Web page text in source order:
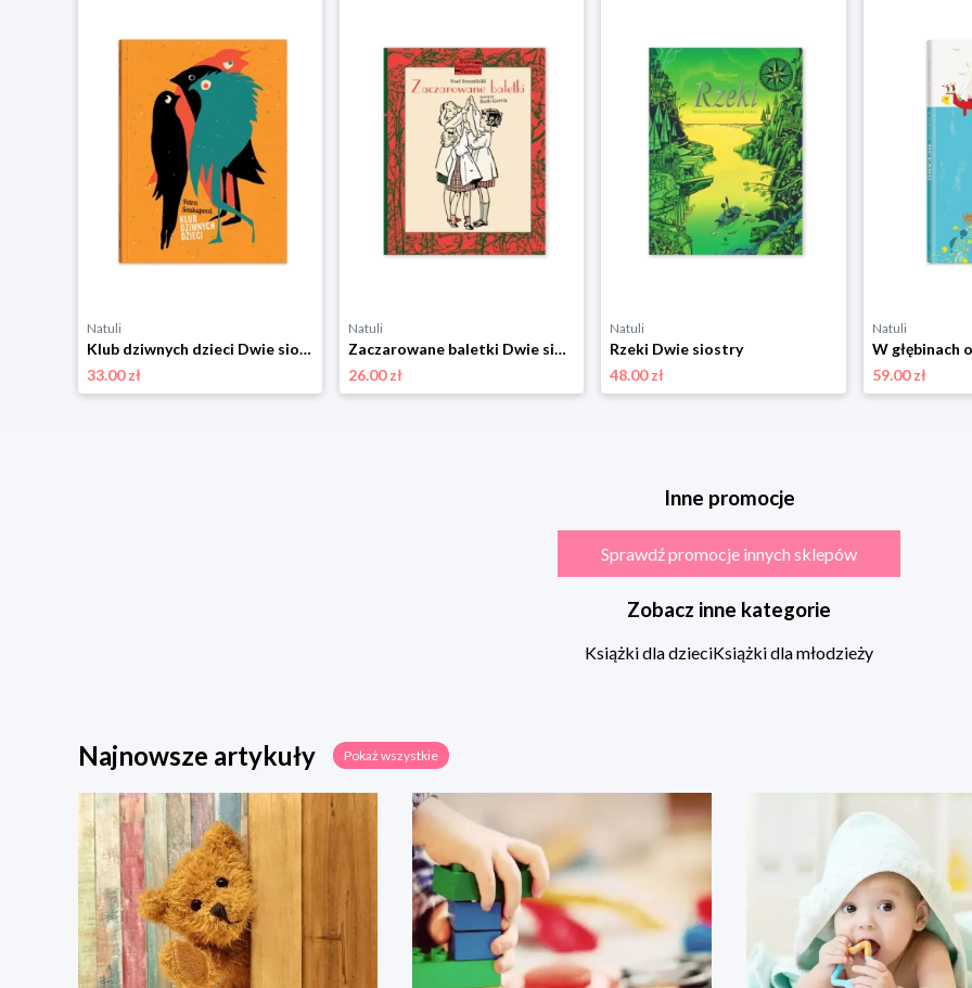
Natuli
Klub dziwnych dzieci Dwie siostry
33.00 zł
Natuli
Zaczarowane baletki Dwie siostry
26.00 zł
Natuli
Rzeki Dwie siostry
48.00 zł
Natuli
59.00 zł
Inne promocje
Sprawdź promocje innych sklepów
Zobacz inne kategorie
Książki dla dzieciKsiążki dla młodzieży
Najnowsze artykuły Pokaż wszystkie